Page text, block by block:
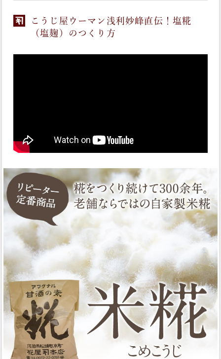
こうじ屋ウーマン浅利妙峰直伝！塩糀
（塩麹）のつくり方